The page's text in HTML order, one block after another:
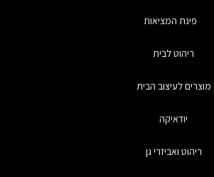
פינת המציאות
ריהוט לבית
מוצרים לעיצוב הבית
יודאיקה
ריהוט ואביזרי גן